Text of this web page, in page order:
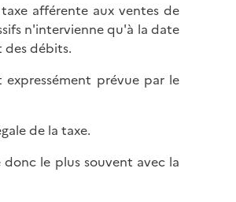
afférente aux ventes de
n'intervienne qu'à la date
des débits.
prévue par le
de la taxe.
le plus souvent avec la